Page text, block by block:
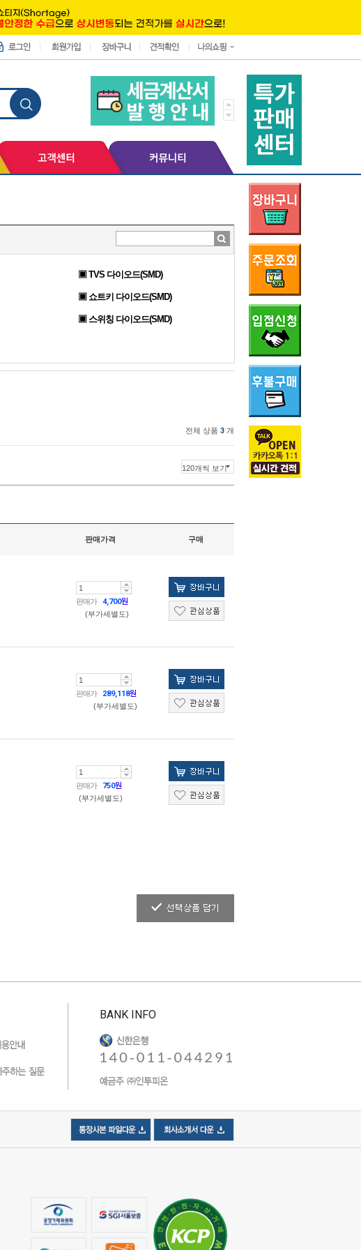
▣ TVS 다이오드(SMD)
▣ 쇼트키 다이오드(SMD)
▣ 스위칭 다이오드(SMD)
전체 상품 3 개
판매가격 구매
판매가 4,700원
(부가세별도)
판매가 289,118원
(부가세별도)
판매가 750원
(부가세별도)
BANK INFO